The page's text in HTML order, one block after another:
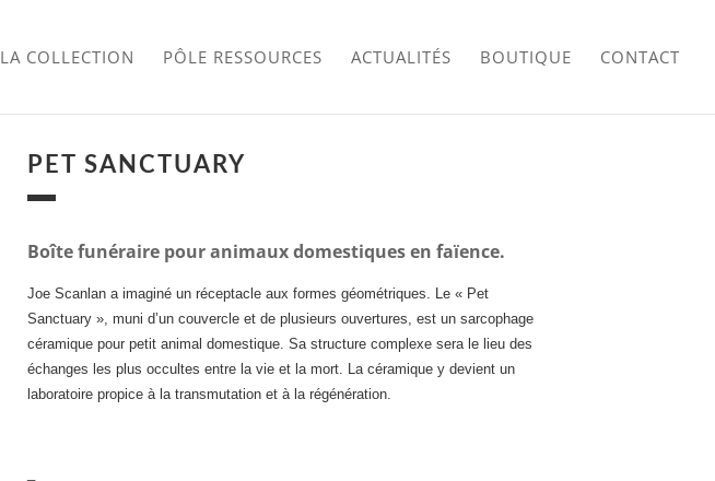
LA COLLECTION PÔLE RESSOURCES ACTUALITÉS BOUTIQUE CONTACT
PET SANCTUARY
Boîte funéraire pour animaux domestiques en faïence.
Joe Scanlan a imaginé un réceptacle aux formes géométriques. Le « Pet
Sanctuary », muni d’un couvercle et de plusieurs ouvertures, est un sarcophage
céramique pour petit animal domestique. Sa structure complexe sera le lieu des
échanges les plus occultes entre la vie et la mort. La céramique y devient un
laboratoire propice à la transmutation et à la régénération.